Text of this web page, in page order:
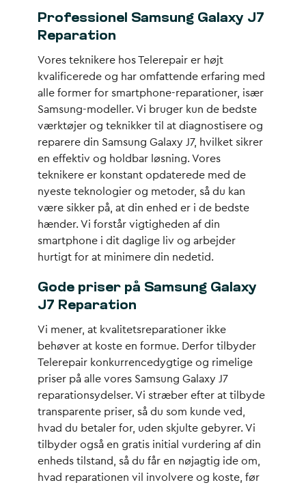
Professionel Samsung Galaxy J7
Reparation
Vores teknikere hos Telerepair er højt
kvalificerede og har omfattende erfaring med
alle former for smartphone-reparationer, især
Samsung-modeller. Vi bruger kun de bedste
værktøjer og teknikker til at diagnostisere og
reparere din Samsung Galaxy J7, hvilket sikrer
en effektiv og holdbar løsning. Vores
teknikere er konstant opdaterede med de
nyeste teknologier og metoder, så du kan
være sikker på, at din enhed er i de bedste
hænder. Vi forstår vigtigheden af din
smartphone i dit daglige liv og arbejder
hurtigt for at minimere din nedetid.
Gode priser på Samsung Galaxy
J7 Reparation
Vi mener, at kvalitetsreparationer ikke
behøver at koste en formue. Derfor tilbyder
Telerepair konkurrencedygtige og rimelige
priser på alle vores Samsung Galaxy J7
reparationsydelser. Vi stræber efter at tilbyde
transparente priser, så du som kunde ved,
hvad du betaler for, uden skjulte gebyrer. Vi
tilbyder også en gratis initial vurdering af din
enheds tilstand, så du får en nøjagtig ide om,
hvad reparationen vil involvere og koste, før